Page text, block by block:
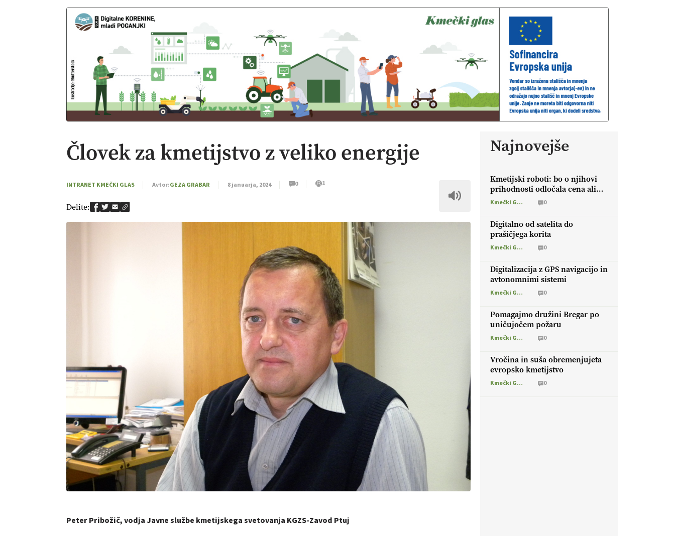
Človek za kmetijstvo z veliko energije
INTRANET KMEČKI GLAS Avtor:GEZA GRABAR 8 januarja, 2024 0 1
Delite:
Peter Pribožič, vodja Javne službe kmetijskega svetovanja KGZS-Zavod Ptuj
Najnovejše
Kmetijski roboti: bo o njihovi
prihodnosti odločala cena ali
prednosti za kmetijo?
Kmečki Glas 0
Digitalno od satelita do
prašičjega korita
Kmečki Glas 0
Digitalizacija z GPS navigacijo in
avtonomnimi sistemi
Kmečki Glas 0
Pomagajmo družini Bregar po
uničujočem požaru
Kmečki Glas 0
Vročina in suša obremenjujeta
evropsko kmetijstvo
Kmečki Glas 0